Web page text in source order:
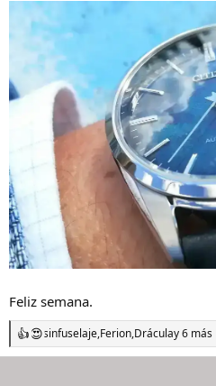
Feliz semana.
R
e
sinfuselaje,Ferion,Dráculay 6 más